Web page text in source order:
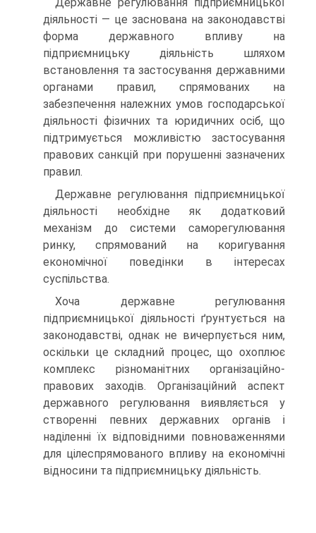
діяльності — це заснована на законодавстві
форма державного впливу на
підприємницьку діяльність шляхом
встановлення та застосування державними
органами правил, спрямованих на
забезпечення належних умов господарської
діяльності фізичних та юридичних осіб, що
підтримується можливістю застосування
правових санкцій при порушенні зазначених
правил.
Державне регулювання підприємницької
діяльності необхідне як додатковий
механізм до системи саморегулювання
ринку, спрямований на коригування
економічної поведінки в інтересах
суспільства.
Хоча державне регулювання
підприємницької діяльності ґрунтується на
законодавстві, однак не вичерпується ним,
оскільки це складний процес, що охоплює
комплекс різноманітних організаційно-
правових заходів. Організаційний аспект
державного регулювання виявляється у
створенні певних державних органів і
наділенні їх відповідними повноваженнями
для цілеспрямованого впливу на економічні
відносини та підприємницьку діяльність.